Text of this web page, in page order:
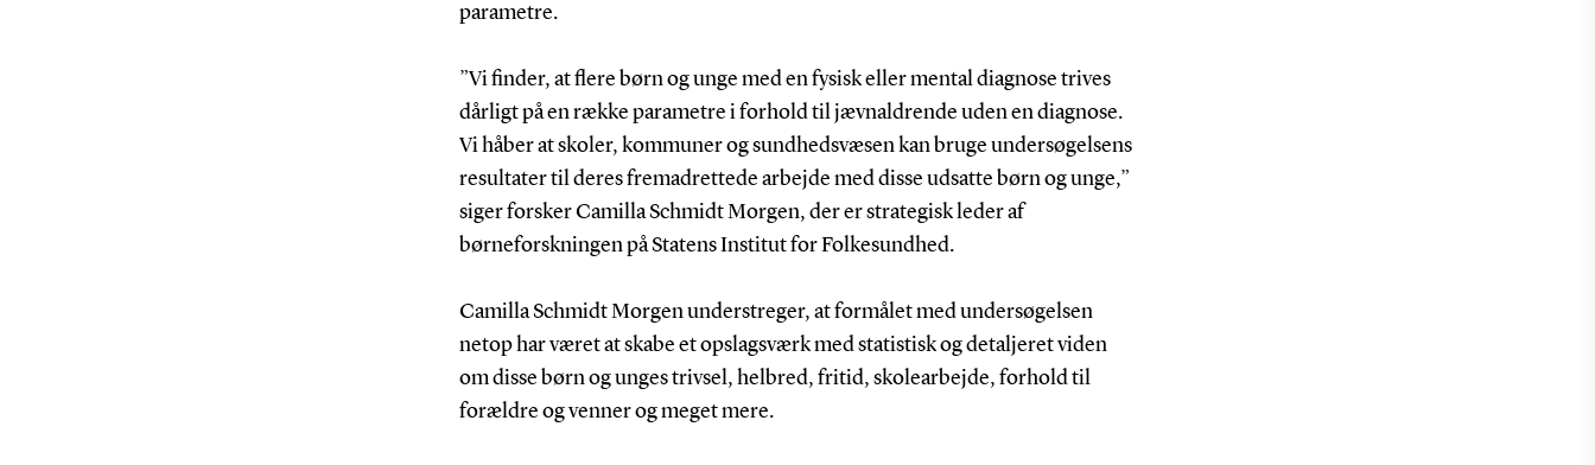
parametre.
”Vi finder, at flere børn og unge med en fysisk eller mental diagnose trives
dårligt på en række parametre i forhold til jævnaldrende uden en diagnose.
Vi håber at skoler, kommuner og sundhedsvæsen kan bruge undersøgelsens
resultater til deres fremadrettede arbejde med disse udsatte børn og unge,”
siger forsker Camilla Schmidt Morgen, der er strategisk leder af
børneforskningen på Statens Institut for Folkesundhed.
Camilla Schmidt Morgen understreger, at formålet med undersøgelsen
netop har været at skabe et opslagsværk med statistisk og detaljeret viden
om disse børn og unges trivsel, helbred, fritid, skolearbejde, forhold til
forældre og venner og meget mere.